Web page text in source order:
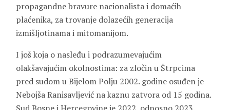
propagandne bravure nacionalista i domaćih
plaćenika, za trovanje dolazećih generacija
izmišljotinama i mitomanijom.
I još koja o nasleđu i podrazumevajućim
olakšavajućim okolnostima: za zločin u Štrpcima
pred sudom u Bijelom Polju 2002. godine osuđen je
Nebojša Ranisavljević na kaznu zatvora od 15 godina.